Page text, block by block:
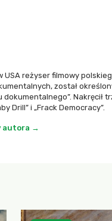
USA reżyser filmowy
został
Nakręcił
Drill” i „Frack Democracy”.
autora →